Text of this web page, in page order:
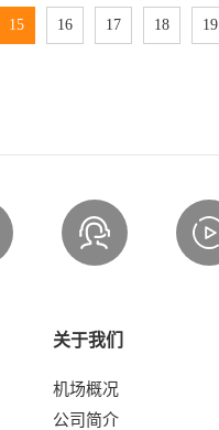
15 16 17 18 19
关于我们
机场概况
公司简介